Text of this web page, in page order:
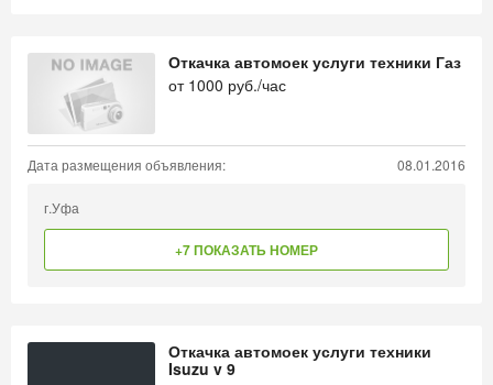
Откачка автомоек услуги техники Газ
от 1000 руб./час
Дата размещения объявления: 08.01.2016
г.Уфа
+7 ПОКАЗАТЬ НОМЕР
Откачка автомоек услуги техники
Isuzu v 9